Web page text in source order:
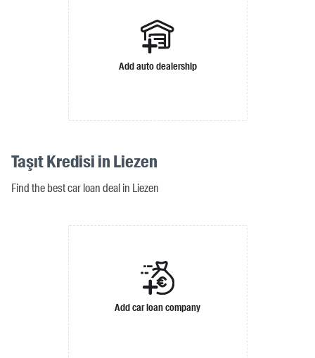
Add auto dealership
Taşıt Kredisi in Liezen
Find the best car loan deal in Liezen
Add car loan company